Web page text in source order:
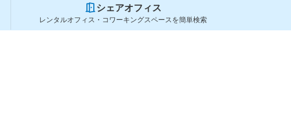
シェアオフィス
レンタルオフィス・コワーキングスペースを簡単検索